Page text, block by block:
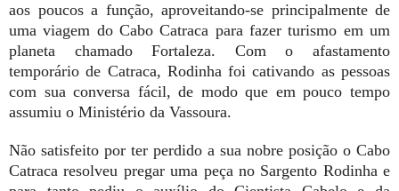
aos poucos a função, aproveitando-se principalmente de
uma viagem do Cabo Catraca para fazer turismo em um
planeta chamado Fortaleza. Com o afastamento
temporário de Catraca, Rodinha foi cativando as pessoas
com sua conversa fácil, de modo que em pouco tempo
assumiu o Ministério da Vassoura.
Não satisfeito por ter perdido a sua nobre posição o Cabo
Catraca resolveu pregar uma peça no Sargento Rodinha e